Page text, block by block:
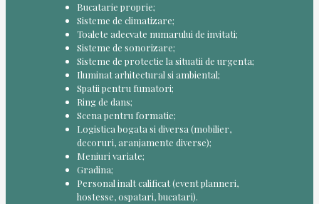
Bucatarie proprie;
Sisteme de climatizare;
Toalete adecvate numarului de invitati;
Sisteme de sonorizare;
Sisteme de protectie la situatii de urgenta;
Iluminat arhitectural si ambiental;
Spatii pentru fumatori;
Ring de dans;
Scena pentru formatie;
Logistica bogata si diversa (mobilier,
decoruri, aranjamente diverse);
Meniuri variate;
Gradina;
Personal inalt calificat (event planneri,
hostesse, ospatari, bucatari).